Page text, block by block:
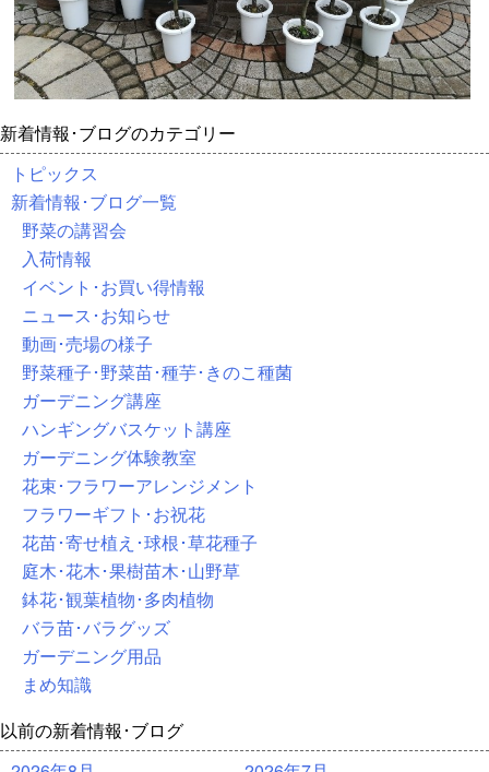
新着情報･ブログのカテゴリー
トピックス
新着情報･ブログ一覧
野菜の講習会
入荷情報
イベント･お買い得情報
ニュース･お知らせ
動画･売場の様子
野菜種子･野菜苗･種芋･きのこ種菌
ガーデニング講座
ハンギングバスケット講座
ガーデニング体験教室
花束･フラワーアレンジメント
フラワーギフト･お祝花
花苗･寄せ植え･球根･草花種子
庭木･花木･果樹苗木･山野草
鉢花･観葉植物･多肉植物
バラ苗･バラグッズ
ガーデニング用品
まめ知識
以前の新着情報･ブログ